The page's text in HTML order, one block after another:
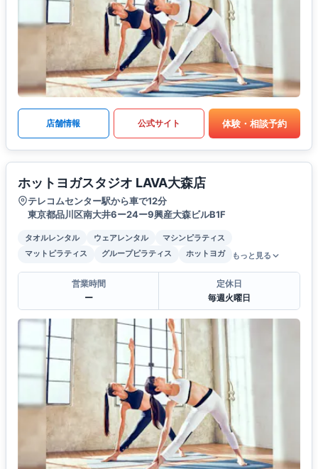
店舗情報 公式サイト 体験・相談予約
ホットヨガスタジオ LAVA大森店
テレコムセンター駅から車で12分
東京都品川区南大井6ー24ー9興産大森ビルB1F
タオルレンタル ウェアレンタル
マシンピラティス
マットピラティス
グループピラティス ホットヨガ もっと見る
営業時間
ー
定休日
毎週火曜日